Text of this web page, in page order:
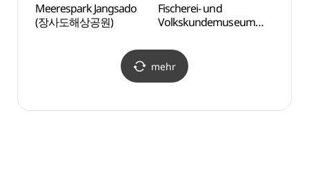
Meerespark Jangsado
(장사도해상공원)
Fischerei- und
Volkskundemuseum
(거제어촌민속전시관)
mehr